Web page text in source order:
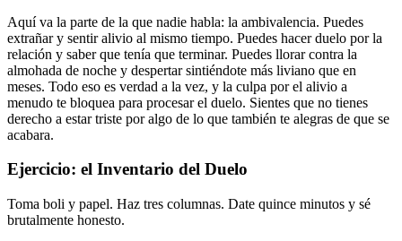
Aquí va la parte de la que nadie habla: la ambivalencia. Puedes
extrañar y sentir alivio al mismo tiempo. Puedes hacer duelo por la
relación y saber que tenía que terminar. Puedes llorar contra la
almohada de noche y despertar sintiéndote más liviano que en
meses. Todo eso es verdad a la vez, y la culpa por el alivio a
menudo te bloquea para procesar el duelo. Sientes que no tienes
derecho a estar triste por algo de lo que también te alegras de que se
acabara.
Ejercicio: el Inventario del Duelo
Toma boli y papel. Haz tres columnas. Date quince minutos y sé
brutalmente honesto.